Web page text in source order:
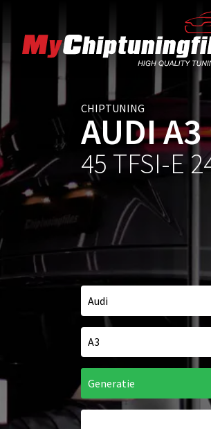
CHIPTUNING
AUDI A3
45 TFSI-E